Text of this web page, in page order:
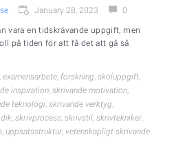
January 28, 2023 0
vara en tidskrävande uppgift, men
på tiden för att få det att gå så
examensarbete forskning skoluppgift
inspiration skrivande motivation
teknologi skrivande verktyg
skrivprocess skrivstil skrivtekniker
uppsatsstruktur vetenskapligt skrivande